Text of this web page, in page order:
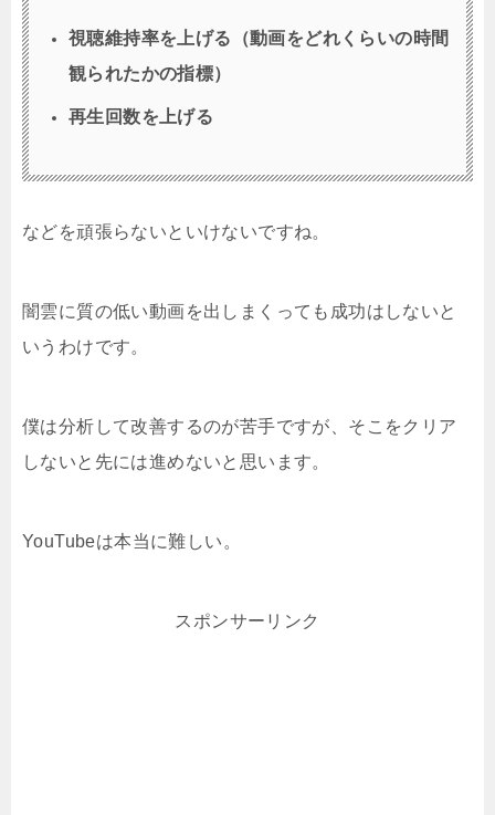
視聴維持率を上げる（動画をどれくらいの時間
観られたかの指標）
再生回数を上げる
などを頑張らないといけないですね。
闇雲に質の低い動画を出しまくっても成功はしないと
いうわけです。
僕は分析して改善するのが苦手ですが、そこをクリア
しないと先には進めないと思います。
YouTubeは本当に難しい。
スポンサーリンク